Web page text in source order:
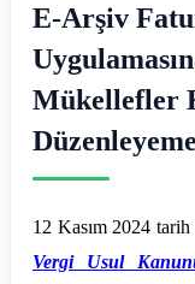
E-Arşiv
Mükellefler
12 Kasım 2024 tarih
Vergi Usul